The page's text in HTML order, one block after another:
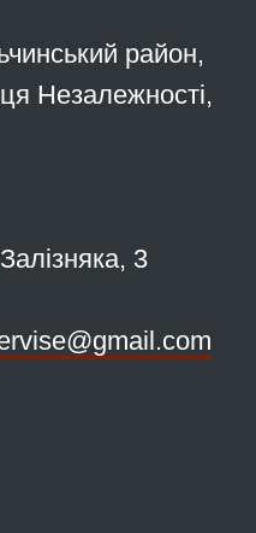
район,
Незалежності,
3